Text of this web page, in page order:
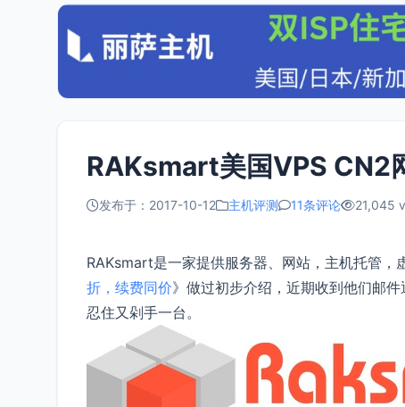
RAKsmart美国VPS CN2
发布于：2017-10-12 主机评测 11条评论 21,045
RAKsmart是一家提供服务器、网站，主机托管，
折，续费同价》做过初步介绍，近期收到他们邮
忍住又剁手一台。